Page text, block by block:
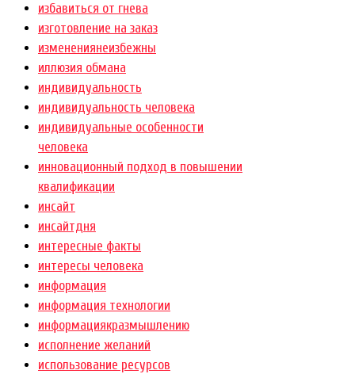
избавиться от гнева
изготовление на заказ
изменениянеизбежны
иллюзия обмана
индивидуальность
индивидуальность человека
индивидуальные особенности
человека
инновационный подход в повышении
квалификации
инсайт
инсайтдня
интересные факты
интересы человека
информация
информация технологии
информациякразмышлению
исполнение желаний
использование ресурсов